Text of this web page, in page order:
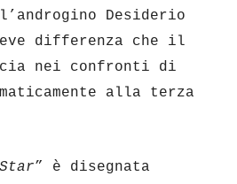
Desiderio
differenza che il
nei confronti di
alla terza
” è disegnata